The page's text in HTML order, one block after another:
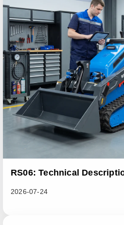
RS06: Technical
2026-07-24